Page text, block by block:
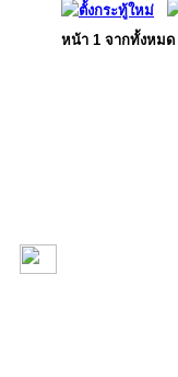
หน้า 1 จากทั้งหมด